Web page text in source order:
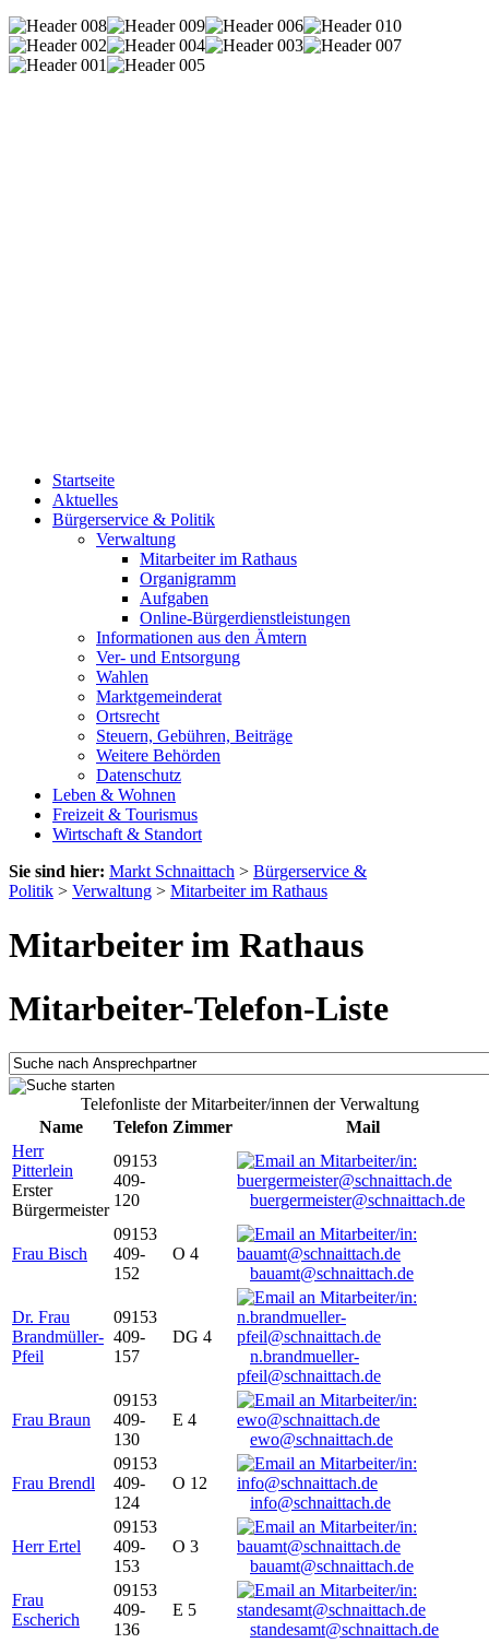
Startseite
Aktuelles
Bürgerservice & Politik
Verwaltung
Mitarbeiter im Rathaus
Organigramm
Aufgaben
Online-Bürgerdienstleistungen
Informationen aus den Ämtern
Ver- und Entsorgung
Wahlen
Marktgemeinderat
Ortsrecht
Steuern, Gebühren, Beiträge
Weitere Behörden
Datenschutz
Leben & Wohnen
Freizeit & Tourismus
Wirtschaft & Standort
Sie sind hier: Markt Schnaittach > Bürgerservice &
Politik > Verwaltung > Mitarbeiter im Rathaus
Mitarbeiter im Rathaus
Mitarbeiter-Telefon-Liste
Telefonliste der Mitarbeiter/innen der Verwaltung
Name
Telefon Zimmer
Mail
Herr
Pitterlein
Erster
Bürgermeister
09153
409-
120
buergermeister@schnaittach.de
Frau Bisch
09153
409-
152
O 4
bauamt@schnaittach.de
Dr. Frau
Brandmüller-
Pfeil
09153
409-
157
DG 4
n.brandmueller-
pfeil@schnaittach.de
Frau Braun
09153
409-
130
E 4
ewo@schnaittach.de
Frau Brendl
09153
409-
124
O 12
info@schnaittach.de
Herr Ertel
09153
409-
153
O 3
bauamt@schnaittach.de
Frau
Escherich
09153
409-
136
E 5
standesamt@schnaittach.de